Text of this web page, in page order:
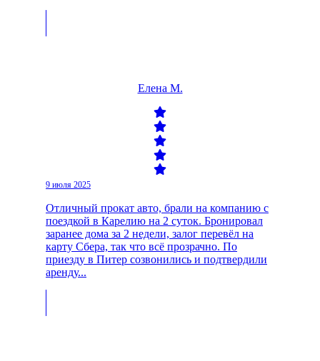
Елена М.
9 июля 2025
Отличный прокат авто, брали на компанию с
поездкой в Карелию на 2 суток. Бронировал
заранее дома за 2 недели, залог перевёл на
карту Сбера, так что всё прозрачно. По
приезду в Питер созвонились и подтвердили
аренду...